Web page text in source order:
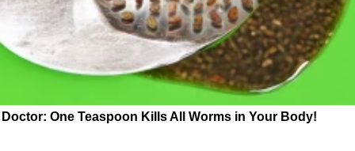
Doctor: One Teaspoon Kills All Worms in Your Body!